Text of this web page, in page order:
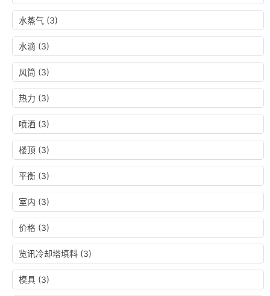
水蒸气 (3)
水滴 (3)
风筒 (3)
热力 (3)
喷洒 (3)
楼顶 (3)
平衡 (3)
室内 (3)
价格 (3)
览讯冷却塔填料 (3)
模具 (3)